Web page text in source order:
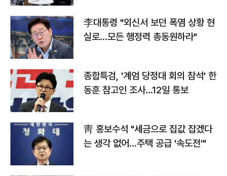
李대통령 "외신서 보던 폭염 상황 현
실로…모든 행정력 총동원하라"
종합특검, '계엄 당정대 회의 참석' 한
동훈 참고인 조사...12일 통보
靑 홍보수석 "세금으로 집값 잡겠다
는 생각 없어…주택 공급 '속도전'"